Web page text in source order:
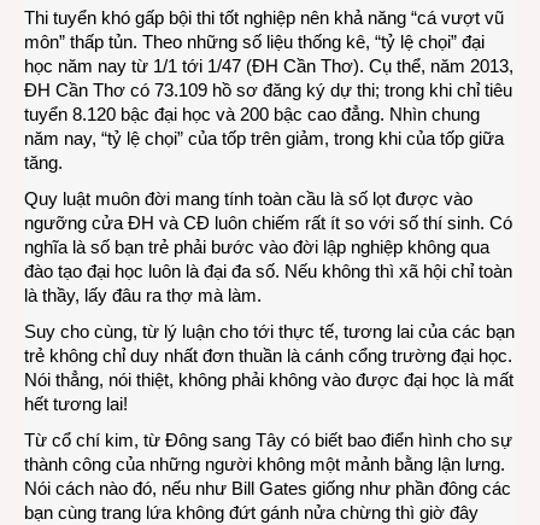
Thi tuyển khó gấp bội thi tốt nghiệp nên khả năng “cá vượt vũ
môn” thấp tủn. Theo những số liệu thống kê, “tỷ lệ chọi” đại
học năm nay từ 1/1 tới 1/47 (ĐH Cần Thơ). Cụ thể, năm 2013,
ĐH Cần Thơ có 73.109 hồ sơ đăng ký dự thi; trong khi chỉ tiêu
tuyển 8.120 bậc đại học và 200 bậc cao đẳng. Nhìn chung
năm nay, “tỷ lệ chọi” của tốp trên giảm, trong khi của tốp giữa
tăng.
Quy luật muôn đời mang tính toàn cầu là số lọt được vào
ngưỡng cửa ĐH và CĐ luôn chiếm rất ít so với số thí sinh. Có
nghĩa là số bạn trẻ phải bước vào đời lập nghiệp không qua
đào tạo đại học luôn là đại đa số. Nếu không thì xã hội chỉ toàn
là thầy, lấy đâu ra thợ mà làm.
Suy cho cùng, từ lý luận cho tới thực tế, tương lai của các bạn
trẻ không chỉ duy nhất đơn thuần là cánh cổng trường đại học.
Nói thẳng, nói thiệt, không phải không vào được đại học là mất
hết tương lai!
Từ cổ chí kim, từ Đông sang Tây có biết bao điển hình cho sự
thành công của những người không một mảnh bằng lận lưng.
Nói cách nào đó, nếu như Bill Gates giống như phần đông các
bạn cùng trang lứa không đứt gánh nửa chừng thì giờ đây